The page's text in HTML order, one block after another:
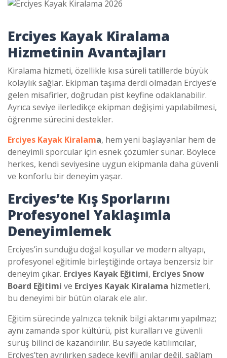
Erciyes Kayak Kiralama
Hizmetinin Avantajları
Kiralama hizmeti, özellikle kısa süreli tatillerde büyük
kolaylık sağlar. Ekipman taşıma derdi olmadan Erciyes’e
gelen misafirler, doğrudan pist keyfine odaklanabilir.
Ayrıca seviye ilerledikçe ekipman değişimi yapılabilmesi,
öğrenme sürecini destekler.
Erciyes Kayak Kiralama, hem yeni başlayanlar hem de
deneyimli sporcular için esnek çözümler sunar. Böylece
herkes, kendi seviyesine uygun ekipmanla daha güvenli
ve konforlu bir deneyim yaşar.
Erciyes’te Kış Sporlarını
Profesyonel Yaklaşımla
Deneyimlemek
Erciyes’in sunduğu doğal koşullar ve modern altyapı,
profesyonel eğitimle birleştiğinde ortaya benzersiz bir
deneyim çıkar. Erciyes Kayak Eğitimi, Erciyes Snow
Board Eğitimi ve Erciyes Kayak Kiralama hizmetleri,
bu deneyimi bir bütün olarak ele alır.
Eğitim sürecinde yalnızca teknik bilgi aktarımı yapılmaz;
aynı zamanda spor kültürü, pist kuralları ve güvenli
sürüş bilinci de kazandırılır. Bu sayede katılımcılar,
Erciyes’ten ayrılırken sadece keyifli anılar değil, sağlam